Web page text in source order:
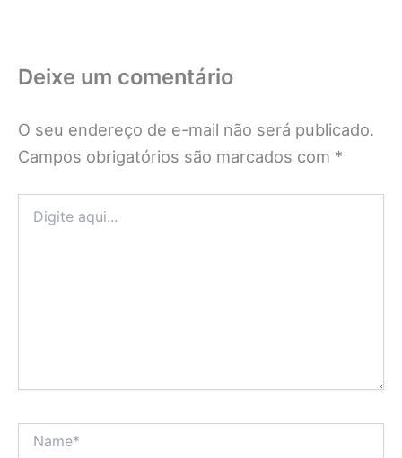
Deixe um comentário
O seu endereço de e-mail não será publicado.
Campos obrigatórios são marcados com *
aqui...